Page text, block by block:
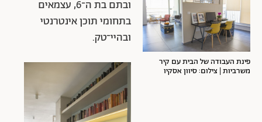
פינת העבודה של הבית עם קיר
משרביות | צילום: סיוון אסקיו
ובתם בת ה־6, עצמאים
בתחומי תוכן אינטרנטי
ובהיי־טק.